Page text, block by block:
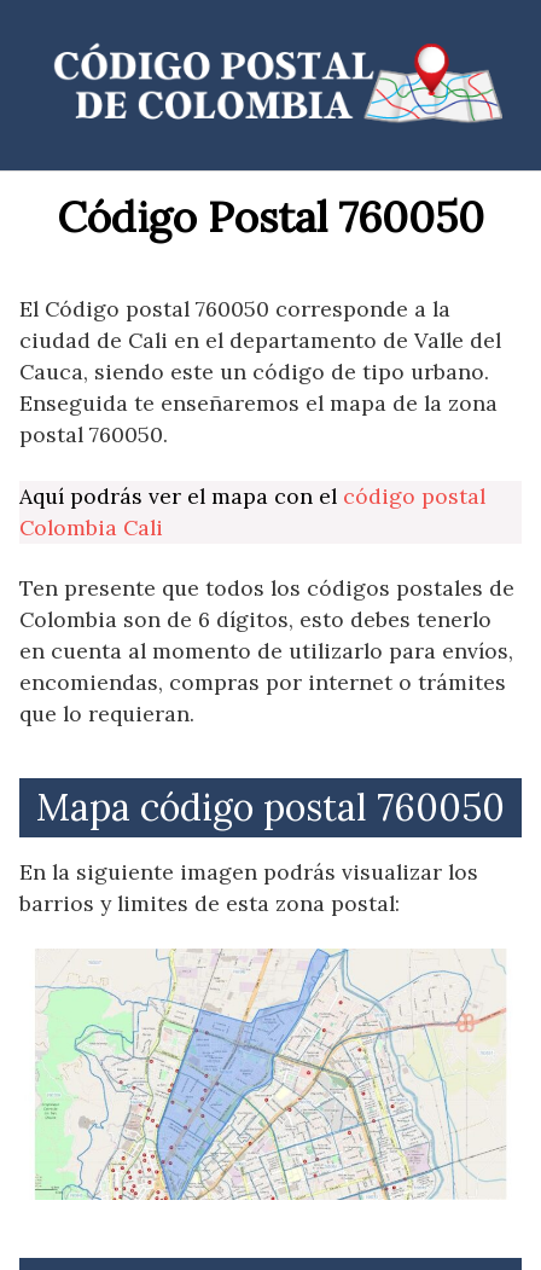
contenido
Código Postal 760050
El Código postal 760050 corresponde a la
ciudad de Cali en el departamento de Valle del
Cauca, siendo este un código de tipo urbano.
Enseguida te enseñaremos el mapa de la zona
postal 760050.
Aquí podrás ver el mapa con el código postal
Colombia Cali
Ten presente que todos los códigos postales de
Colombia son de 6 dígitos, esto debes tenerlo
en cuenta al momento de utilizarlo para envíos,
encomiendas, compras por internet o trámites
que lo requieran.
Mapa código postal 760050
En la siguiente imagen podrás visualizar los
barrios y limites de esta zona postal: